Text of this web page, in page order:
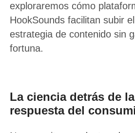
exploraremos cómo
HookSounds facilitan subir
estrategia de contenido sin
fortuna.
La ciencia detrás de
respuesta del